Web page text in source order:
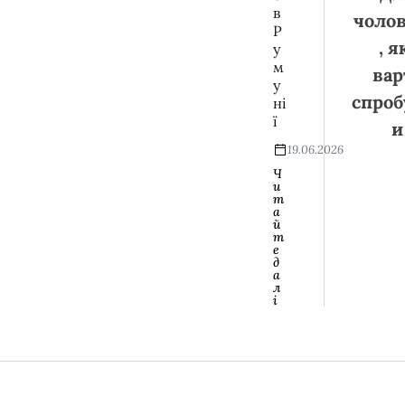
в
Р
у
м
у
ні
ї
19.06.2026
Ч
и
т
а
й
т
е
д
а
л
і
,
и